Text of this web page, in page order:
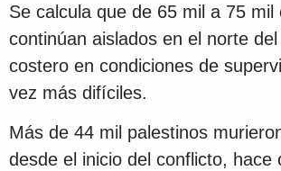
Se calcula que de 65 mil a 75 mil
continúan aislados en el norte
costero en condiciones de
vez más difíciles.
Más de 44 mil palestinos
desde el inicio del conflicto, hace